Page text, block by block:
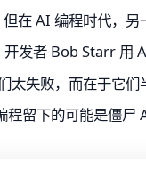
在 AI 编程时代，
发者 Bob Starr 用
太失败，而在于它
程留下的可能是僵